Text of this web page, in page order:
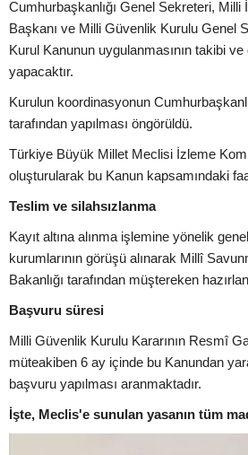
Cumhurbaşkanlığı Genel Sekreteri, Milli
Başkanı ve Milli Güvenlik Kurulu Genel
Kurul Kanunun uygulanmasının takibi
yapacaktır.
Kurulun koordinasyonun
tarafından yapılması öngörüldü.
Türkiye Büyük Millet Meclisi İzleme
oluşturularak bu Kanun kapsamındaki
Teslim ve silahsızlanma
Kayıt altına alınma işlemine yönelik
kurumlarının görüşü alınarak Millî
Bakanlığı tarafından müştereken
Başvuru süresi
Milli Güvenlik Kurulu Kararının Resmî
müteakiben 6 ay içinde bu Kanundan
başvuru yapılması aranmaktadır.
İşte, Meclis'e sunulan yasanın tüm